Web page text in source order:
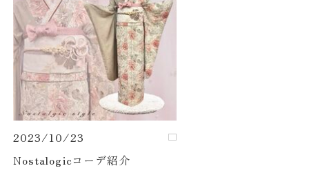
2023/10/23
Nostalogicコーデ紹介